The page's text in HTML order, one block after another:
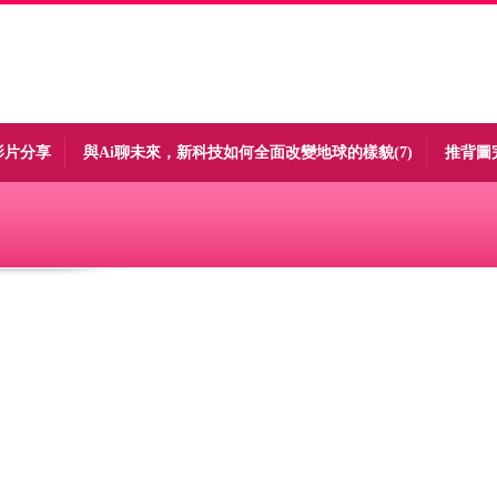
片分享 與Ai聊未來，新科技如何全面改變地球的樣貌(7) 推背圖